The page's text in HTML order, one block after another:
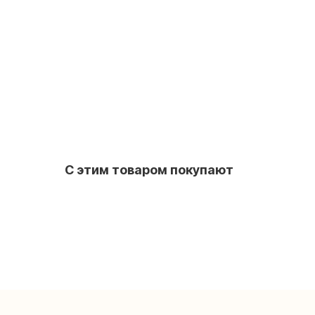
С этим товаром покупают